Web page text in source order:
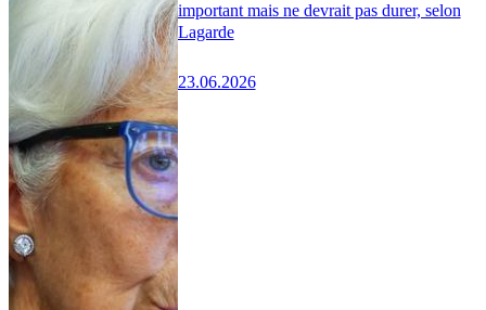
important mais ne devrait pas durer, selon
Lagarde
23.06.2026